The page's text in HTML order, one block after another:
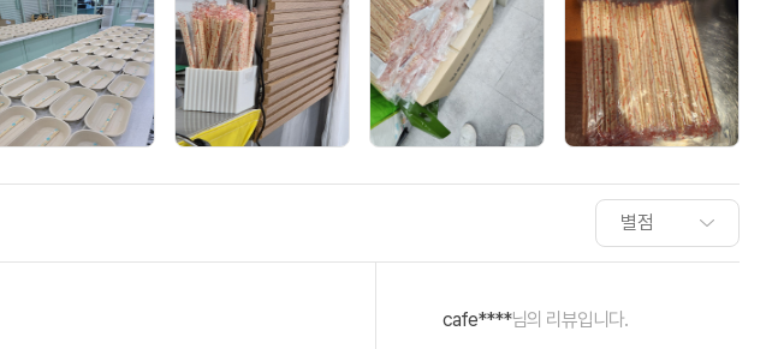
cafe****님의 리뷰입니다.